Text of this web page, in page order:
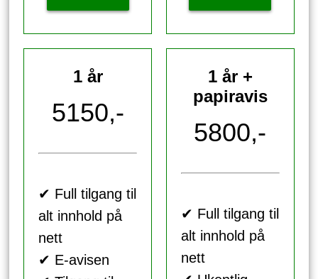
1 år
5150,-
✔ Full tilgang til
alt innhold på
nett
✔ E-avisen
1 år +
papiravis
5800,-
✔ Full tilgang til
alt innhold på
nett